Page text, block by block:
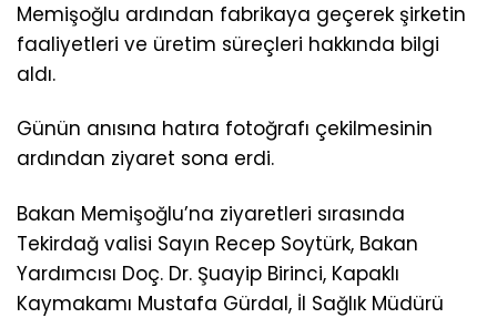
Memişoğlu ardından fabrikaya geçerek şirketin
faaliyetleri ve üretim süreçleri hakkında bilgi
aldı.
Günün anısına hatıra fotoğrafı çekilmesinin
ardından ziyaret sona erdi.
Bakan Memişoğlu’na ziyaretleri sırasında
Tekirdağ valisi Sayın Recep Soytürk, Bakan
Yardımcısı Doç. Dr. Şuayip Birinci, Kapaklı
Kaymakamı Mustafa Gürdal, İl Sağlık Müdürü